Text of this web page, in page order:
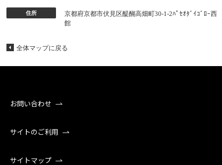
住所
京都府京都市伏見区醍醐高畑町30-1-2ﾊﾟｾｵﾀﾞｲｺﾞﾛｰ西
館
全体マップに戻る
お問い合わせ
サイトのご利用
サイトマップ